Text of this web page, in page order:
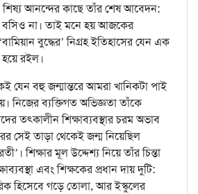
আনন্দের কাছে তাঁর শেষ আবেদন:
না। তাই মনে হয় আজকের
বুদ্ধের’ নিগ্রহ ইতিহাসের যেন এক
রইল।
যেন বহু জন্মান্তরে আমরা খানিকটা পাই
নিজের ব্যক্তিগত অভিজ্ঞতা তাঁকে
তত্কালীন শিক্ষাব্যবস্থার চরম অভাব
সেই তাড়া থেকেই জন্ম নিয়েছিল
শিক্ষার মূল উদ্দেশ্য নিয়ে তাঁর চিন্তা
এবং শিক্ষকের প্রধান দায় দুটি:
হিসেবে গড়ে তোলা, আর ইস্কুলের